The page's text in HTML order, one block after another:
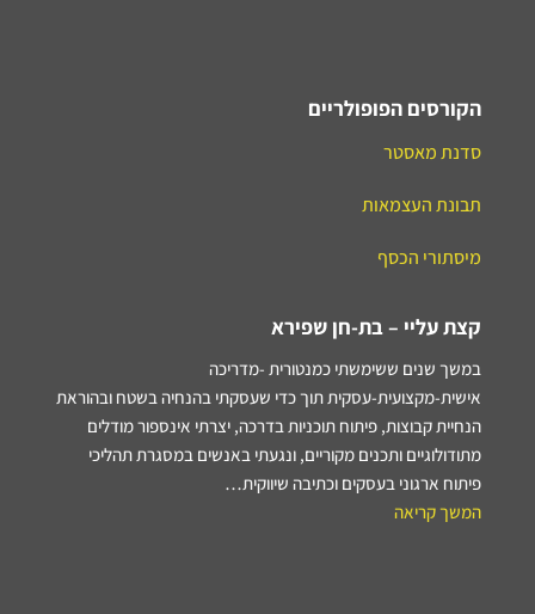
הקורסים הפופולריים
סדנת מאסטר
תבונת העצמאות
מיסתורי הכסף
קצת עליי – בת-חן שפירא
במשך שנים ששימשתי כמנטורית -מדריכה
אישית-מקצועית-עסקית תוך כדי שעסקתי בהנחיה בשטח ובהוראת
הנחיית קבוצות, פיתוח תוכניות בדרכה, יצרתי אינספור מודלים
מתודולוגיים ותכנים מקוריים, ונגעתי באנשים במסגרת תהליכי
פיתוח ארגוני בעסקים וכתיבה שיווקית…
המשך קריאה